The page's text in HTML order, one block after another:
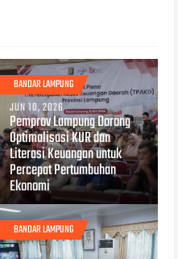
BANDAR LAMPUNG
JUN 10, 2026
Pemprov Lampung Dorong
Optimalisasi KUR dan
Literasi Keuangan untuk
Percepat Pertumbuhan
Ekonomi
BANDAR LAMPUNG